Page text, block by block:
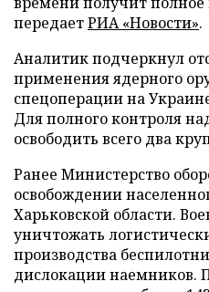
передаетРИА «Новости».
Аналитик подчеркнул
применения ядерного
спецоперации на
Для полного контроля
освободить всего два
Ранее Министерство
освобождении
Харьковской области.
уничтожать
производства
дислокации наемников.